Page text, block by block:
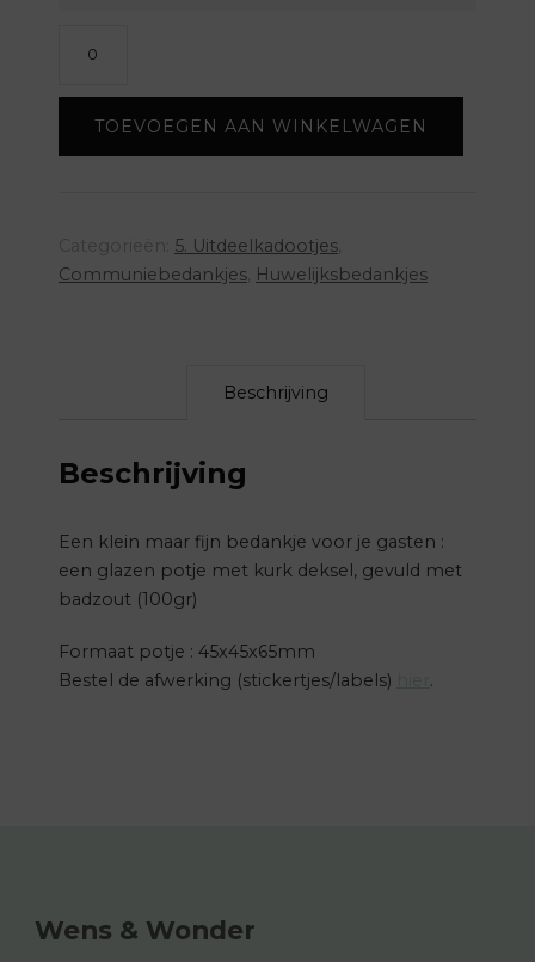
TOEVOEGEN AAN WINKELWAGEN
5. Uitdeelkadootjes
Communiebedankjes Huwelijksbedankjes
Beschrijving
Beschrijving
Een klein maar fijn bedankje voor je gasten :
een glazen potje met kurk deksel, gevuld met
badzout (100gr)
Formaat potje : 45x45x65mm
Bestel de afwerking (stickertjes/labels)
.
Wens & Wonder